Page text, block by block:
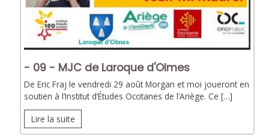
- 09 - MJC de Laroque d'Olmes
De Eric Fraj le vendredi 29 août Morgan et moi joueront en
soutien à l’Institut d’Études Occitanes de l’Ariège. Ce […]
Lire la suite